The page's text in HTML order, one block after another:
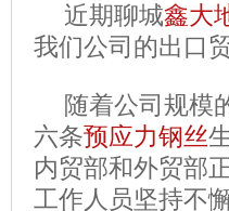
近期聊城鑫大
我们公司的出口
随着公司规模
六条预应力钢丝
内贸部和外贸部
工作人员坚持不